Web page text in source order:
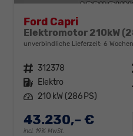
Ford Capri
Elektromotor 210kW
unverbindliche Lieferzeit: 6 Wochen
Fahrzeugnr. 312378
Kraftstoff Elektro
Leistung 210 kW (286 PS)
43.230,– €
incl. 19% MwSt.